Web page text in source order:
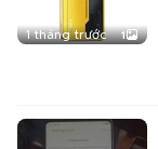
1 tháng trước 1